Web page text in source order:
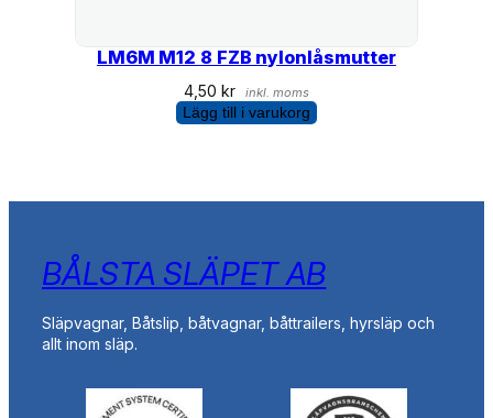
LM6M M12 8 FZB nylonlåsmutter
4,50kr inkl. moms
Lägg till i varukorg
BÅLSTA SLÄPET AB
Släpvagnar, Båtslip, båtvagnar, båttrailers, hyrsläp och
allt inom släp.